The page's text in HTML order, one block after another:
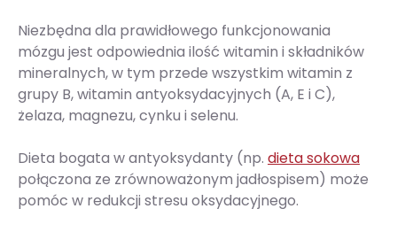
Niezbędna dla prawidłowego funkcjonowania
mózgu jest odpowiednia ilość witamin i składników
mineralnych, w tym przede wszystkim witamin z
grupy B, witamin antyoksydacyjnych (A, E i C),
żelaza, magnezu, cynku i selenu.
Dieta bogata w antyoksydanty (np. dieta sokowa
połączona ze zrównoważonym jadłospisem) może
pomóc w redukcji stresu oksydacyjnego.